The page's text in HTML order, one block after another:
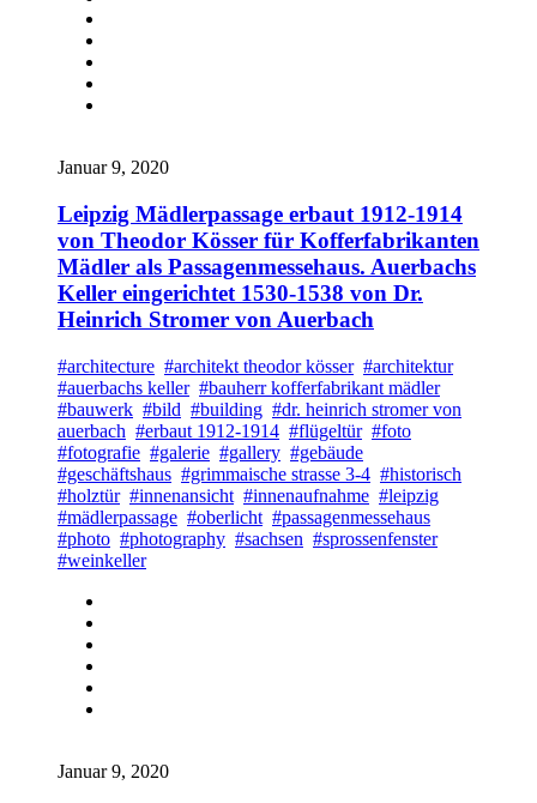
Januar 9, 2020
Leipzig Mädlerpassage erbaut 1912-1914
von Theodor Kösser für Kofferfabrikanten
Mädler als Passagenmessehaus. Auerbachs
Keller eingerichtet 1530-1538 von Dr.
Heinrich Stromer von Auerbach
#architecture #architekt theodor kösser #architektur
#auerbachs keller #bauherr kofferfabrikant mädler
#bauwerk #bild #building #dr. heinrich stromer von
auerbach #erbaut 1912-1914 #flügeltür #foto
#fotografie #galerie #gallery #gebäude
#geschäftshaus #grimmaische strasse 3-4 #historisch
#holztür #innenansicht #innenaufnahme #leipzig
#mädlerpassage #oberlicht #passagenmessehaus
#photo #photography #sachsen #sprossenfenster
#weinkeller
Januar 9, 2020